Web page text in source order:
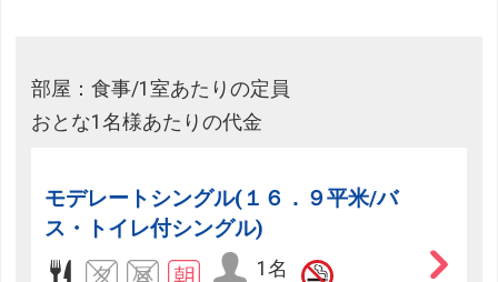
部屋：食事/1室あたりの定員
おとな1名様あたりの代金
モデレートシングル(１６．９平米/バ
ス・トイレ付シングル)
1名